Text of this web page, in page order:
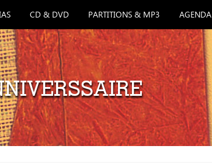
CD & DVD PARTITIONS & MP3 AGENDA